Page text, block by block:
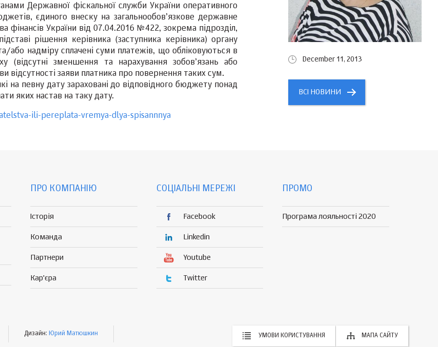
Державної фіскальної служби України оперативного
єдиного внеску на загальнообов’язкове державне
фінансів України від 07.04.2016 №422, зокрема підрозділ,
рішення керівника (заступника керівника) органу
надміру сплачені суми платежів, що обліковуються в
(відсутні зменшення та нарахування зобов’язань або
відсутності заяви платника про повернення таких сум.
на певну дату зараховані до відповідного бюджету понад
яких настав на таку дату.
ili-pereplata-vremya-dlya-spisannnya
December 11, 2013
ВСІ НОВИНИ
ПРО КОМПАНІЮ
Історія
Команда
Партнери
Кар'єра
СОЦІАЛЬНІ МЕРЕЖІ
Facebook
Linkedin
Youtube
Twitter
ПРОМО
Програма лояльності 2020
Дизайн: Юрий Матюшкин УМОВИ КОРИСТУВАННЯ МАПА САЙТУ